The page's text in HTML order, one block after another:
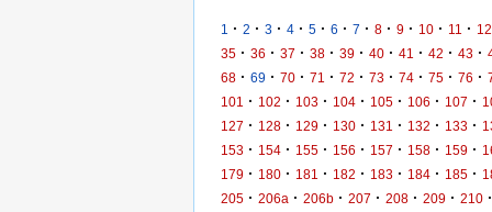
1 · 2 · 3 · 4 · 5 · 6 · 7 · 8 · 9 · 10 · 11 · 12
35 · 36 · 37 · 38 · 39 · 40 · 41 · 42 · 43 ·
68 · 69 · 70 · 71 · 72 · 73 · 74 · 75 · 76 ·
101
· 102 · 103 · 104 · 105 · 106 · 107 ·
127 · 128 · 129 · 130 · 131 · 132 · 133 ·
153 · 154 · 155 · 156 · 157 · 158 · 159 ·
179 · 180 · 181 · 182 · 183 · 184 · 185 ·
205 · 206a · 206b · 207 · 208 · 209 · 210 ·